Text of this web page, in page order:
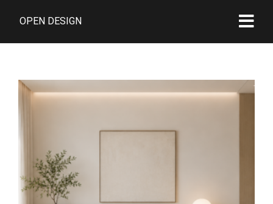
OPEN DESIGN